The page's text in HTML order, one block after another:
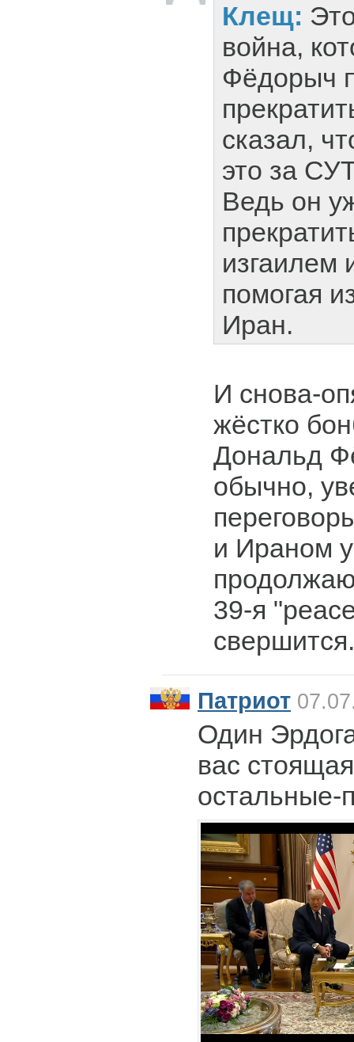
Клещ:
война,
Фёдорыч
сказал,
это за
Ведь он
изгаилем
помогая
Иран.
И снова-
жёстко
Дональд
обычно,
и Ираном
39-я
свершится.
Патриот
Один
вас
остальные-